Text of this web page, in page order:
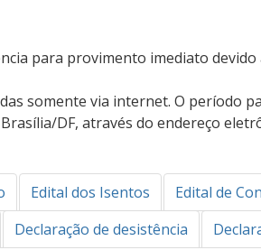
para provimento imediato
somente via internet. O período
DF, através do endereço
Edital dos Isentos Edital de
Declaração de desistência